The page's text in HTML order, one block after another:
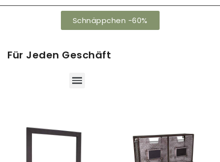
Schnäppchen -60%
Für Jeden Geschäft